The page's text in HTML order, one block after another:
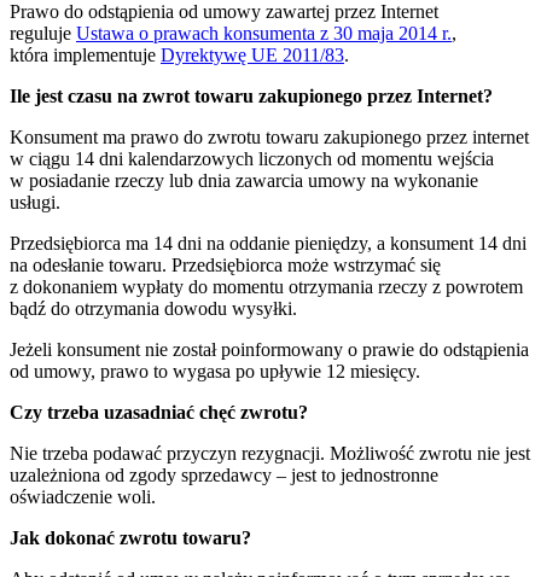
Prawo do odstąpienia od umowy zawartej przez Internet
reguluje Ustawa o prawach konsumenta z 30 maja 2014 r.,
która implementuje Dyrektywę UE 2011/83.
Ile jest czasu na zwrot towaru zakupionego przez Internet?
Konsument ma prawo do zwrotu towaru zakupionego przez internet
w ciągu 14 dni kalendarzowych liczonych od momentu wejścia
w posiadanie rzeczy lub dnia zawarcia umowy na wykonanie
usługi.
Przedsiębiorca ma 14 dni na oddanie pieniędzy, a konsument 14 dni
na odesłanie towaru. Przedsiębiorca może wstrzymać się
z dokonaniem wypłaty do momentu otrzymania rzeczy z powrotem
bądź do otrzymania dowodu wysyłki.
Jeżeli konsument nie został poinformowany o prawie do odstąpienia
od umowy, prawo to wygasa po upływie 12 miesięcy.
Czy trzeba uzasadniać chęć zwrotu?
Nie trzeba podawać przyczyn rezygnacji. Możliwość zwrotu nie jest
uzależniona od zgody sprzedawcy – jest to jednostronne
oświadczenie woli.
Jak dokonać zwrotu towaru?